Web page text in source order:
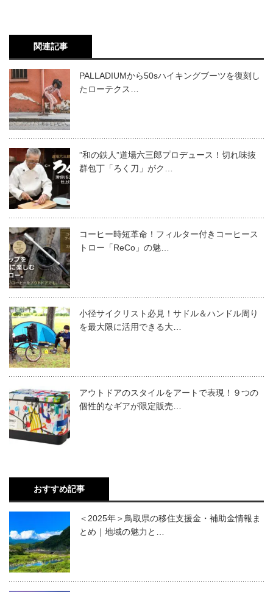
関連記事
PALLADIUMから50sハイキングブーツを復刻し
たローテクス…
”和の鉄人”道場六三郎プロデュース！切れ味抜
群包丁「ろく刀」がク…
コーヒー時短革命！フィルター付きコーヒース
トロー「ReCo」の魅…
小径サイクリスト必見！サドル＆ハンドル周り
を最大限に活用できる大…
アウトドアのスタイルをアートで表現！９つの
個性的なギアが限定販売…
おすすめ記事
＜2025年＞鳥取県の移住支援金・補助金情報ま
とめ｜地域の魅力と…